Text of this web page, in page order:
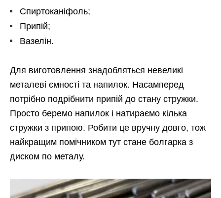
Спиртоканіфоль;
Припій;
Вазелін.
Для виготовлення знадобляться невеликі
металеві ємності та напилок. Насамперед
потрібно подрібнити припій до стану стружки.
Просто беремо напилок і натираємо кілька
стружки з припою. Робити це вручну довго, тож
найкращим помічником тут стане болгарка з
диском по металу.